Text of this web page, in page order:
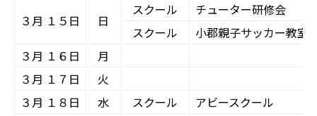
３月 １５日 日
スクール
チューター研修会
スクール
小郡親子サッカー教室
３月 １６日
月
３月 １７日
火
３月 １８日
水 スクール アビースクール